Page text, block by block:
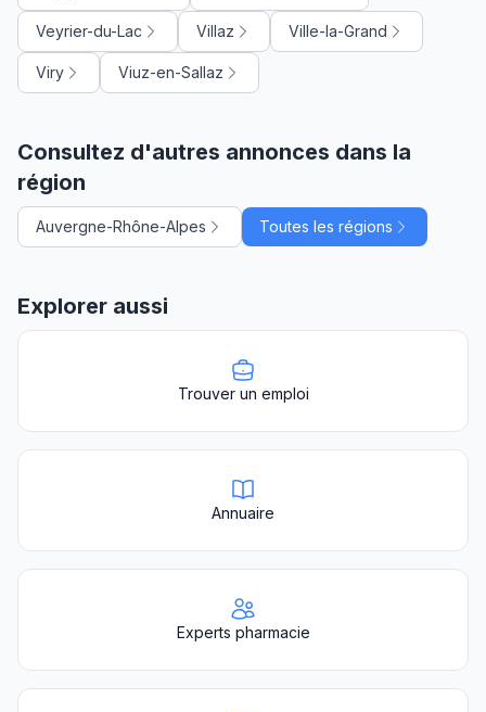
Veyrier-du-Lac Villaz Ville-la-Grand
Viry Viuz-en-Sallaz
Consultez d'autres annonces dans la
région
Auvergne-Rhône-Alpes Toutes les régions
Explorer aussi
Trouver un emploi
Annuaire
Experts pharmacie